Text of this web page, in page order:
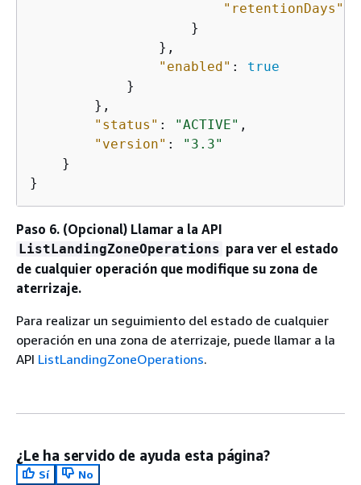
"retentionDays"
                    }
                },
"enabled" : true
            }
        },
"status" : "ACTIVE" ,
"version" :
"3.3"
    }
}
Paso 6. (Opcional) Llamar a la API
ListLandingZoneOperations para ver el estado
de cualquier operación que modifique su zona de
aterrizaje.
Para realizar un seguimiento del estado de cualquier
operación en una zona de aterrizaje, puede llamar a la
API ListLandingZoneOperations.
¿Le ha servido de ayuda esta página?
Sí
No